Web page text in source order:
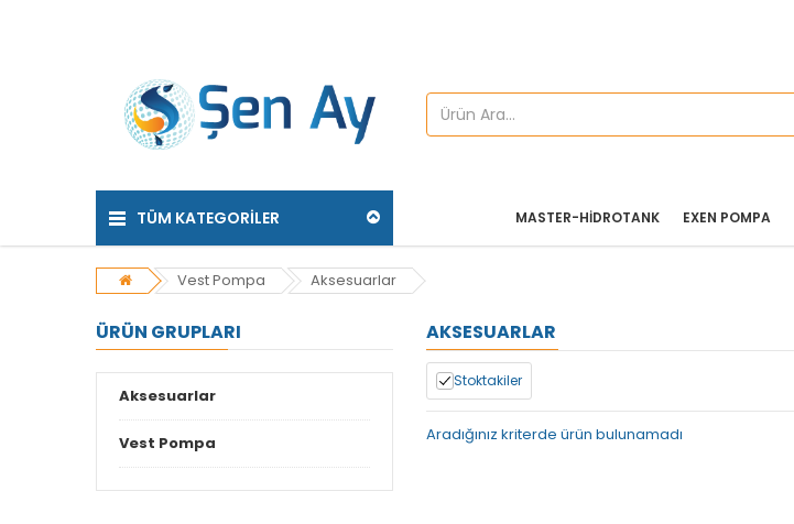
TÜM KATEGORİLER EXEN POMPA
MASTER-HIDROTANK
Vest Pompa Aksesuarlar
ÜRÜN GRUPLARI
Aksesuarlar
Vest Pompa
AKSESUARLAR
Stoktakiler
Aradığınız kriterde ürün bulunamadı